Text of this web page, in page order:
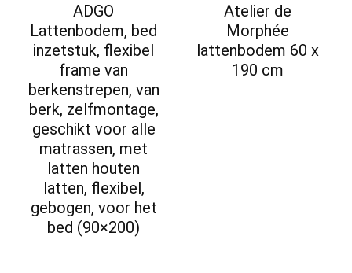
ADGO
Lattenbodem, bed
inzetstuk, flexibel
frame van
berkenstrepen, van
berk, zelfmontage,
geschikt voor alle
matrassen, met
latten houten
latten, flexibel,
gebogen, voor het
bed (90×200)
Atelier de
Morphée
lattenbodem 60 x
190 cm